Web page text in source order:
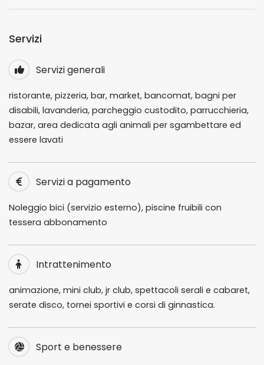
Servizi
Servizi generali
ristorante, pizzeria, bar, market, bancomat, bagni per
disabili, lavanderia, parcheggio custodito, parrucchieria,
bazar, area dedicata agli animali per sgambettare ed
essere lavati
Servizi a pagamento
Noleggio bici (servizio esterno), piscine fruibili con
tessera abbonamento
Intrattenimento
animazione, mini club, jr club, spettacoli serali e cabaret,
serate disco, tornei sportivi e corsi di ginnastica.
Sport e benessere